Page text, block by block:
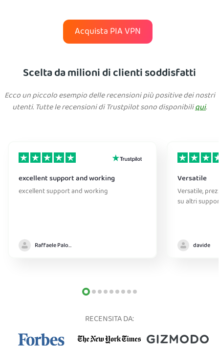
Acquista PIA VPN
Scelta da milioni di clienti soddisfatti
Ecco un piccolo esempio delle recensioni più positive dei nostri
utenti. Tutte le recensioni di Trustpilot sono disponibiliqui.
excellent support and working
excellent support and working
Raffaele Palomba
Versatile
Versatile,
su altri
davide
RECENSITA DA: